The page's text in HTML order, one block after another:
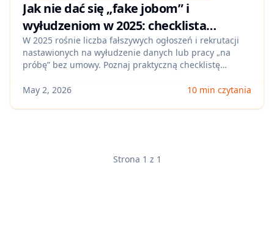
Jak nie dać się „fake jobom” i
wyłudzeniom w 2025: checklista
weryfikacji ofert pracy zdalnej w Polsce
(LinkedIn, Pracuj.pl, No Fluff Jobs)
W 2025 rośnie liczba fałszywych ogłoszeń i rekrutacji
nastawionych na wyłudzenie danych lub pracy „na
próbę” bez umowy. Poznaj praktyczną checklistę
gotowe pytania, które od razu odsiewają ryzykowne
May 2, 2026 10 min czytania
Strona 1 z 1